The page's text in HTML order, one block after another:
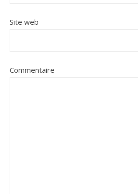
Site web
Commentaire